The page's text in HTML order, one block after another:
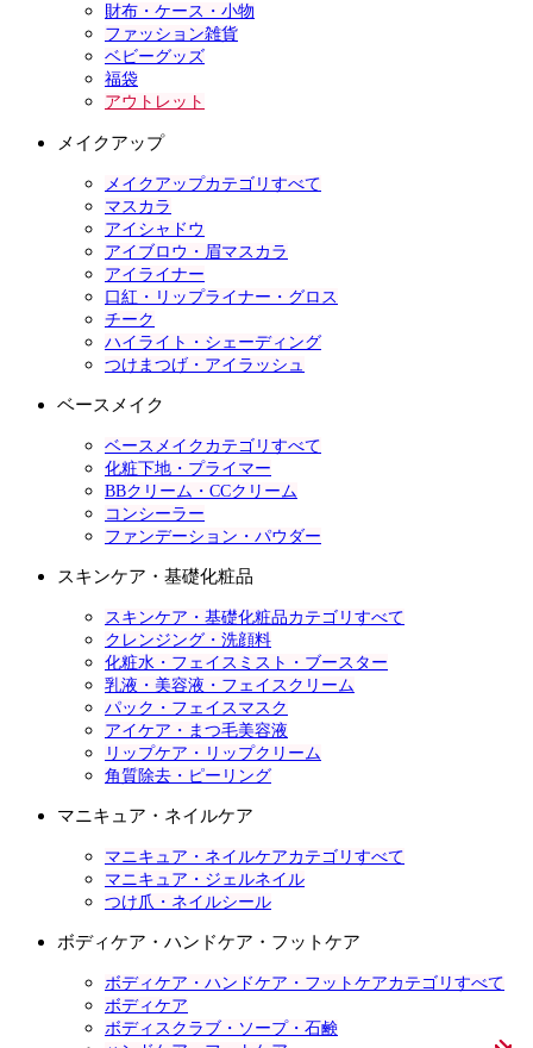
財布・ケース・小物
ファッション雑貨
ベビーグッズ
福袋
アウトレット
メイクアップ
メイクアップカテゴリすべて
マスカラ
アイシャドウ
アイブロウ・眉マスカラ
アイライナー
口紅・リップライナー・グロス
チーク
ハイライト・シェーディング
つけまつげ・アイラッシュ
ベースメイク
ベースメイクカテゴリすべて
化粧下地・プライマー
BBクリーム・CCクリーム
コンシーラー
ファンデーション・パウダー
スキンケア・基礎化粧品
スキンケア・基礎化粧品カテゴリすべて
クレンジング・洗顔料
化粧水・フェイスミスト・ブースター
乳液・美容液・フェイスクリーム
パック・フェイスマスク
アイケア・まつ毛美容液
リップケア・リップクリーム
角質除去・ピーリング
マニキュア・ネイルケア
マニキュア・ネイルケアカテゴリすべて
マニキュア・ジェルネイル
つけ爪・ネイルシール
ボディケア・ハンドケア・フットケア
ボディケア・ハンドケア・フットケアカテゴリすべて
ボディケア
ボディスクラブ・ソープ・石鹸